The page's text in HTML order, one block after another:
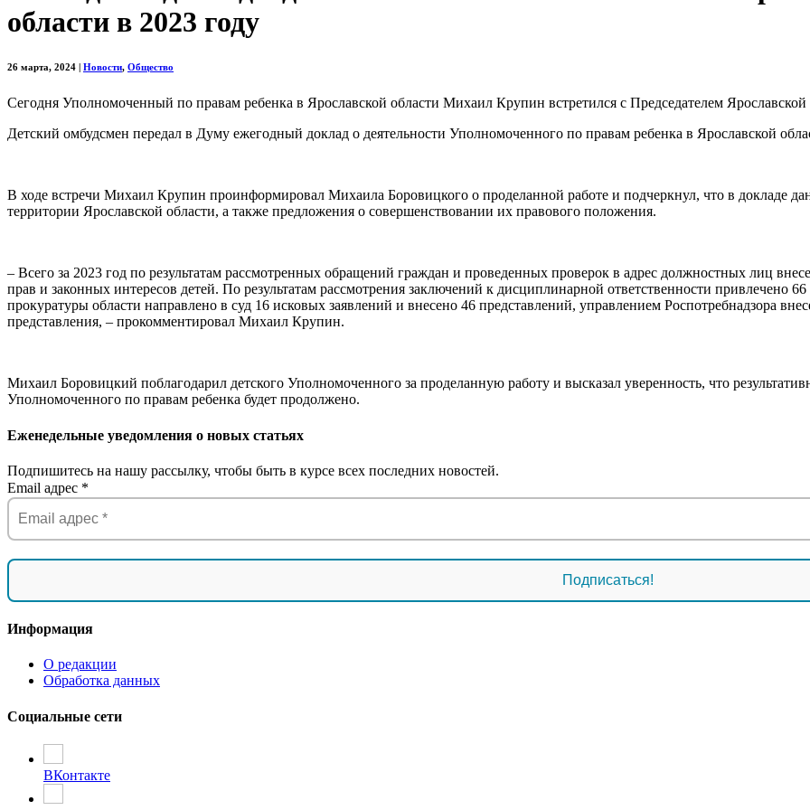
области в 2023 году
26 марта, 2024 Новости, Общество
Сегодня Уполномоченный по правам ребенка в Ярославской области Михаил Крупин встретился с Председателем
Детский омбудсмен передал в Думу ежегодный доклад о деятельности Уполномоченного по правам ребенка в Ярославской
В ходе встречи Михаил Крупин проинформировал Михаила Боровицкого о проделанной работе и подчеркнул, что в докладе
территории Ярославской области, а также предложения о совершенствовании их правового положения.
– Всего за 2023 год по результатам рассмотренных обращений граждан и проведенных проверок в адрес должностных лиц
прав и законных интересов детей. По результатам рассмотрения заключений к дисциплинарной ответственности привлечено
прокуратуры области направлено в суд 16 исковых заявлений и внесено 46 представлений, управлением Роспотребнадзора
представления, – прокомментировал Михаил Крупин.
Михаил Боровицкий поблагодарил детского Уполномоченного за проделанную работу и высказал уверенность, что
Уполномоченного по правам ребенка будет продолжено.
Еженедельные уведомления о новых статьях
Подпишитесь на нашу рассылку, чтобы быть в курсе всех последних новостей.
Email адрес *
Информация
О редакции
Обработка данных
Социальные сети
ВКонтакте